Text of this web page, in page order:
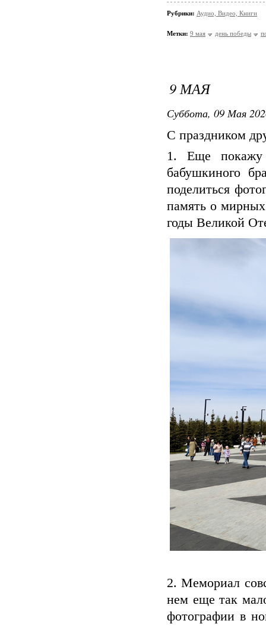
Рубрики: Аудио, Видео, Книги
Метки: 9 мая день победы
9 МАЯ
Суббота, 09 Мая
С праздником
1. Еще покажу
бабушкиного
поделиться
память о
годы Великой
2. Мемориал
нем еще так
фотографии в